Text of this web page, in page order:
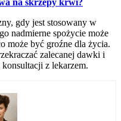
na skrzepy krwi?
gdy jest stosowany w
nadmierne spożycie może
może być groźne dla życia.
zalecanej dawki i
konsultacji z lekarzem.